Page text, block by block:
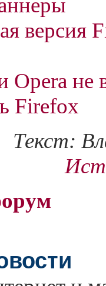
версия
Opera не
Firefox
Текст: